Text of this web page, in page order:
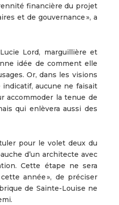
financière du projet
et de gouvernance », a
Lord, marguillière et
idée de comment elle
Or, dans les visions
aucune ne faisait
accommoder la tenue de
qui enlèvera aussi des
pour le volet deux du
d’un architecte avec
Cette étape ne sera
année », de préciser
de Sainte-Louise ne